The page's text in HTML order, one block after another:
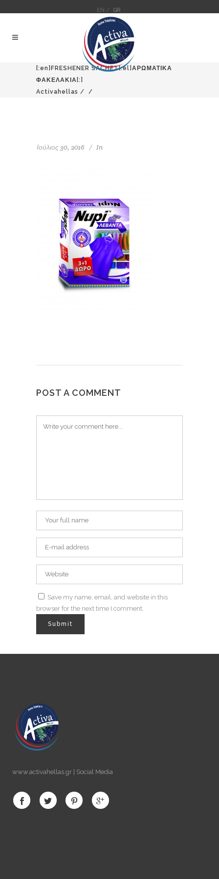
EN / GR
[:en]FRESHENER SACHET[:el]ΑΡΩΜΑΤΙΚΑ
ΦΑΚΕΛΑΚΙΑ[:]
Activahellas / /
Ιούλιος 30, 2016 In
POST A COMMENT
Save my name, email, and website in this
browser for the next time I comment.
www.activahellas.gr | Social Media